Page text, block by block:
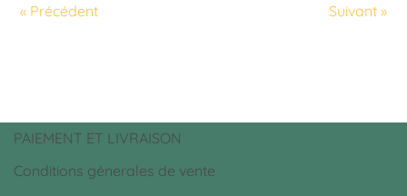
« Précédent Suivant »
PAIEMENT ET LIVRAISON
Conditions génerales de vente